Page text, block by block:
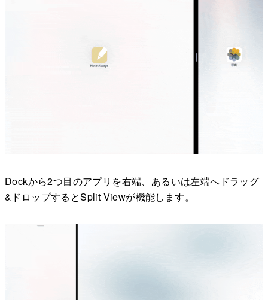
Dockから2つ目のアプリを右端、あるいは左端へドラッグ
&ドロップするとSplit Viewが機能します。